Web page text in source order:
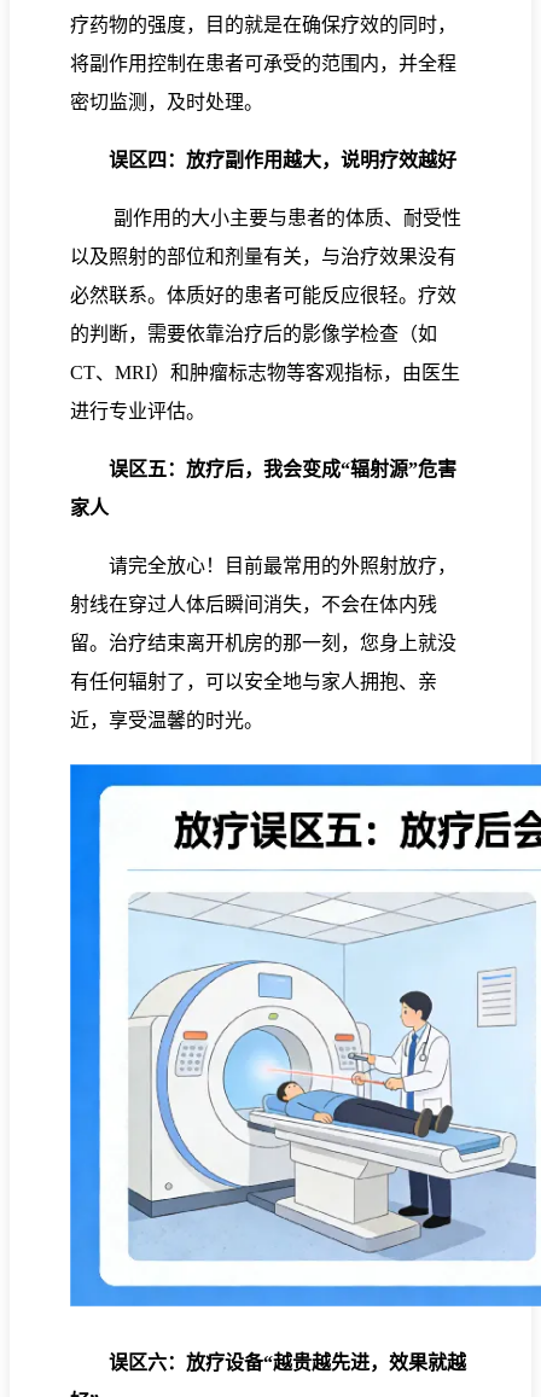
疗药物的强度，目的就是在确保疗效的同时，
将副作用控制在患者可承受的范围内，并全程
密切监测，及时处理。
误区四：放疗副作用越大，说明疗效越好
副作用的大小主要与患者的体质、耐受性
以及照射的部位和剂量有关，与治疗效果没有
必然联系。体质好的患者可能反应很轻。疗效
的判断，需要依靠治疗后的影像学检查（如
CT、MRI）和肿瘤标志物等客观指标，由医生
进行专业评估。
误区五：放疗后，我会变成“辐射源”危害
家人
请完全放心！目前最常用的外照射放疗，
射线在穿过人体后瞬间消失，不会在体内残
留。治疗结束离开机房的那一刻，您身上就没
有任何辐射了，可以安全地与家人拥抱、亲
近，享受温馨的时光。
误区六：放疗设备“越贵越先进，效果就越